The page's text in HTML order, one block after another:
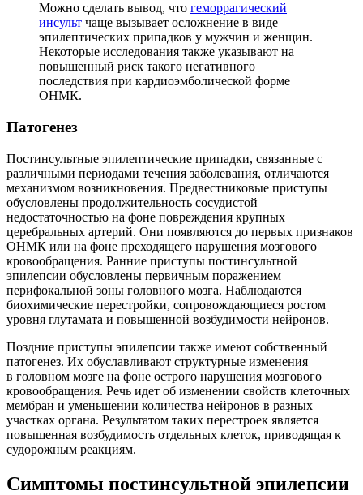
Можно сделать вывод, что геморрагический
инсульт чаще вызывает осложнение в виде
эпилептических припадков у мужчин и женщин.
Некоторые исследования также указывают на
повышенный риск такого негативного
последствия при кардиоэмболической форме
ОНМК.
Патогенез
Постинсультные эпилептические припадки, связанные с
различными периодами течения заболевания, отличаются
механизмом возникновения. Предвестниковые приступы
обусловлены продолжительность сосудистой
недостаточностью на фоне повреждения крупных
церебральных артерий. Они появляются до первых признаков
ОНМК или на фоне преходящего нарушения мозгового
кровообращения. Ранние приступы постинсультной
эпилепсии обусловлены первичным поражением
перифокальной зоны головного мозга. Наблюдаются
биохимические перестройки, сопровождающиеся ростом
уровня глутамата и повышенной возбудимости нейронов.
Поздние приступы эпилепсии также имеют собственный
патогенез. Их обуславливают структурные изменения
в головном мозге на фоне острого нарушения мозгового
кровообращения. Речь идет об изменении свойств клеточных
мембран и уменьшении количества нейронов в разных
участках органа. Результатом таких перестроек является
повышенная возбудимость отдельных клеток, приводящая к
судорожным реакциям.
Симптомы постинсультной эпилепсии